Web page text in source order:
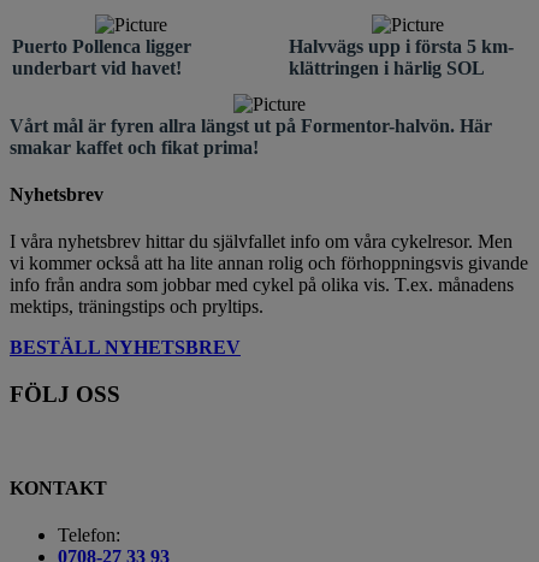
Puerto Pollenca ligger
underbart vid havet!
Halvvägs upp i första 5 km-
klättringen i härlig SOL
Vårt mål är fyren allra längst ut på Formentor-halvön. Här
smakar kaffet och fikat prima!
Nyhetsbrev
I våra nyhetsbrev hittar du självfallet info om våra cykelresor. Men
vi kommer också att ha lite annan rolig och förhoppningsvis givande
info från andra som jobbar med cykel på olika vis. T.ex. månadens
mektips, träningstips och pryltips.
BESTÄLL NYHETSBREV
FÖLJ OSS
KONTAKT
Telefon:
0708-27 33 93